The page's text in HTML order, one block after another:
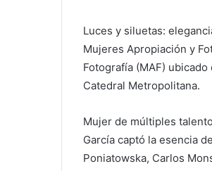
Luces y siluetas:
Mujeres Apropiación y
Fotografía (MAF)
Catedral Metropolitana.
Mujer de múltiples
García captó la esencia
Poniatowska, Carlos